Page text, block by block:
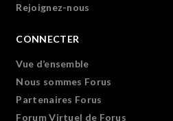
Rejoignez-nous
CONNECTER
Vue d’ensemble
Nous sommes Forus
Partenaires Forus
Forum Virtuel de Forus